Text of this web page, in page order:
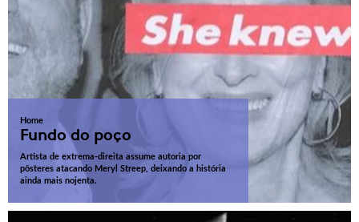
Home
Fundo do poço
Artista de extrema-direita assume autoria por
pôsteres atacando Meryl Streep, deixando a história
ainda mais nojenta.